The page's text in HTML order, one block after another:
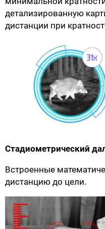
детализированную
дистанции при
Стадиометрический
Встроенные
дистанцию до цели.